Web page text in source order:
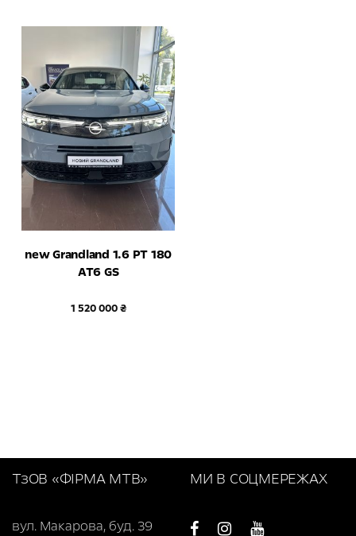
new Grandland 1.6 PT 180
AT6 GS
1 520 000 ₴
ТзОВ «ФІРМА МТВ»
вул. Макарова, буд. 39
МИ В СОЦМЕРЕЖАХ